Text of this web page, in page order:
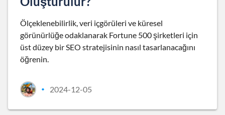
Ölçeklenebilirlik, veri içgörüleri ve küresel
görünürlüğe odaklanarak Fortune 500 şirketleri için
üst düzey bir SEO stratejisinin nasıl tasarlanacağını
öğrenin.
• 2024-12-05